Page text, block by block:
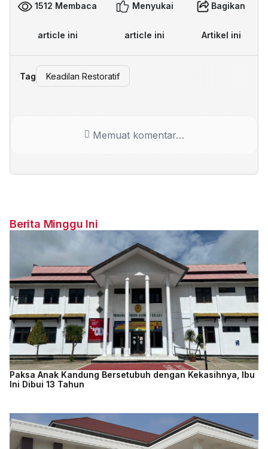
1512 Membaca
article ini
Menyukai
article ini
Bagikan
Artikel ini
Tag Keadilan Restoratif
Memuat komentar…
Berita Minggu Ini
Paksa Anak Kandung Bersetubuh dengan Kekasihnya, Ibu
Ini Dibui 13 Tahun